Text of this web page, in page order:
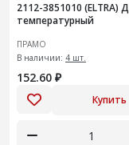
2112-3851010 (ELTRA) Датчик
температурный
ПРАМО
В наличии: 4 шт.
152.60 ₽
Купить